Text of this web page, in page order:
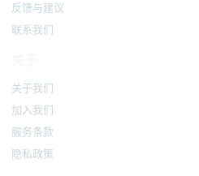
反馈与建议
联系我们
关于我们
加入我们
服务条款
隐私政策